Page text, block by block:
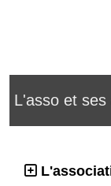
L'asso et ses